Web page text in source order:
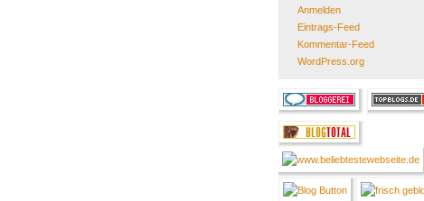
Anmelden
Eintrags-Feed
Kommentar-Feed
WordPress.org